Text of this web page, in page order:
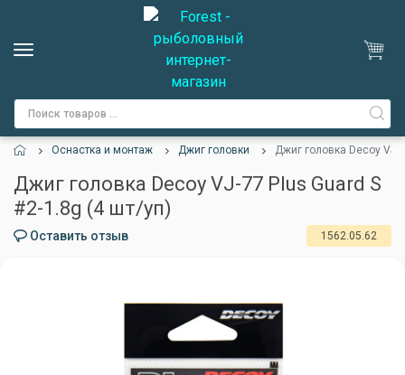
Оснастка и монтаж Джиг головки Джиг головка Decoy VJ-
Джиг головка Decoy VJ-77 Plus Guard S
#2-1.8g (4 шт/уп)
Оставить отзыв 1562.05.62